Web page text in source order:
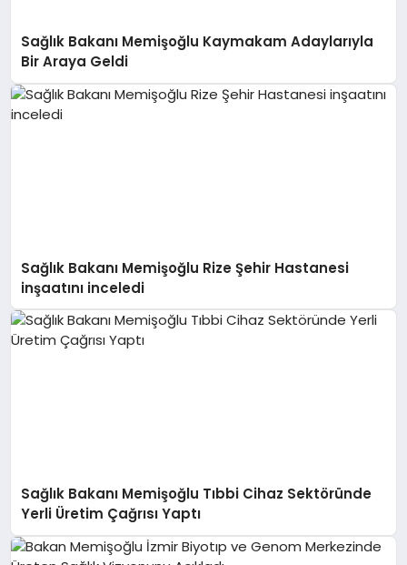
Sağlık Bakanı Memişoğlu Kaymakam Adaylarıyla
Bir Araya Geldi
Sağlık Bakanı Memişoğlu Rize Şehir Hastanesi
inşaatını inceledi
Sağlık Bakanı Memişoğlu Tıbbi Cihaz Sektöründe
Yerli Üretim Çağrısı Yaptı